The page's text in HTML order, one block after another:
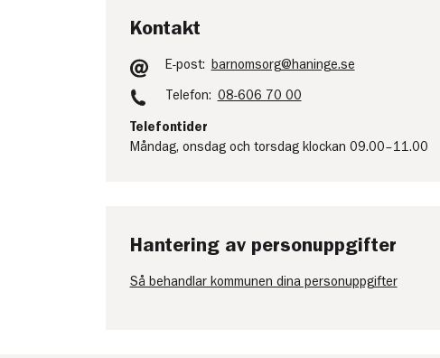
Kontakt
E-post: barnomsorg@haninge.se
Telefon: 08-606 70 00
Telefontider
Måndag, onsdag och torsdag klockan 09.00–11.00
Hantering av personuppgifter
Så behandlar kommunen dina personuppgifter